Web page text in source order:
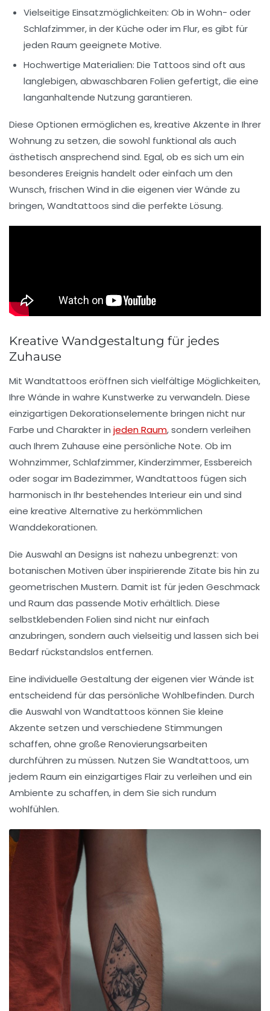
Vielseitige Einsatzmöglichkeiten: Ob in Wohn- oder
Schlafzimmer, in der Küche oder im Flur, es gibt für
jeden Raum geeignete Motive.
Hochwertige Materialien: Die Tattoos sind oft aus
langlebigen, abwaschbaren Folien gefertigt, die eine
langanhaltende Nutzung garantieren.
Diese Optionen ermöglichen es,kreative Akzente in Ihrer
Wohnung zu setzen, die sowohl funktional als auch
ästhetisch ansprechend sind. Egal, ob es sich um ein
besonderes Ereignis handelt oder einfach um den
Wunsch, frischen Wind in die eigenen vier Wände zu
bringen, Wandtattoos sind die perfekte Lösung.
Kreative Wandgestaltung für jedes
Zuhause
Mit Wandtattoos eröffnen sich vielfältige Möglichkeiten,
Ihre Wände in wahre Kunstwerke zu verwandeln. Diese
einzigartigen Dekorationselemente bringen nicht nur
Farbe und Charakterin jeden Raum, sondern verleihen
auch Ihrem Zuhause eine persönliche Note. Ob im
Wohnzimmer,Schlafzimmer,Kinderzimmer, Essbereich
oder sogar im Badezimmer, Wandtattoos fügen sich
harmonisch in Ihr bestehendes Interieur ein und sind
eine kreative Alternative zu herkömmlichen
Wanddekorationen.
Die Auswahl an Designs ist nahezu unbegrenzt: von
botanischen Motiven über inspirierende Zitate bis hin zu
geometrischen Mustern. Damit ist für jeden Geschmack
und Raum das passende Motiv erhältlich. Diese
selbstklebenden Folien sind nicht nureinfach
anzubringen, sondern auch vielseitig und lassen sich bei
Bedarf rückstandslos entfernen.
Eine individuelle Gestaltung der eigenen vier Wände ist
entscheidend für das persönliche Wohlbefinden. Durch
die Auswahl von Wandtattoos können Sie kleine
Akzente setzen und verschiedene Stimmungen
schaffen, ohne große Renovierungsarbeiten
durchführen zu müssen. Nutzen Sie Wandtattoos, um
jedem Raum ein einzigartiges Flair zu verleihen und ein
Ambiente zu schaffen, in dem Sie sich rundum
wohlfühlen.